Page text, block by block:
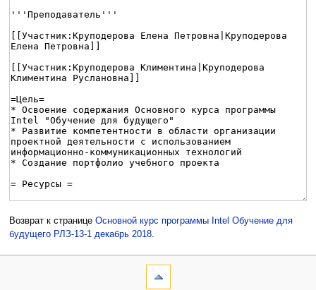
Возврат к странице Основной курс программы Intel Обучение для
будущего РЛЗ-13-1 декабрь 2018.